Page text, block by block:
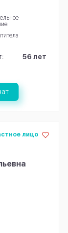
56 лет
лицо